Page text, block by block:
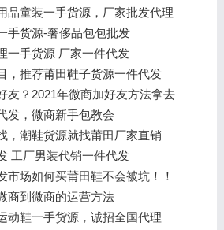
品童装一手货源，厂家批发代理
手货源-奢侈品包包批发
一手货源 厂家一件代发
，推荐莆田鞋子货源一件代发
友？2021年微商加好友方法拿去
发，微商新手包教会
，潮鞋货源就找莆田厂家直销
工厂男装代销一件代发
市场如何买莆田鞋不会被坑！！
商到微商的运营方法
动鞋一手货源，诚招全国代理